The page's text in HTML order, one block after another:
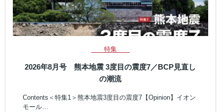
特集
2026年8月号 熊本地震 3度目の震度7／BCP見直し
の潮流
Contents＜特集1＞熊本地震3度目の震度7【Opinion】イオン
モール…